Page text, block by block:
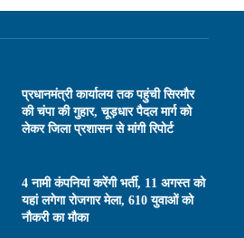
प्रधानमंत्री कार्यालय तक पहुंची सिरमौर
की चंपा की गुहार, चूड़धार पैदल मार्ग को
लेकर जिला प्रशासन से मांगी रिपोर्ट
4 नामी कंपनियां करेंगी भर्ती, 11 अगस्त को
यहां लगेगा रोजगार मेला, 610 युवाओं को
नौकरी का मौका